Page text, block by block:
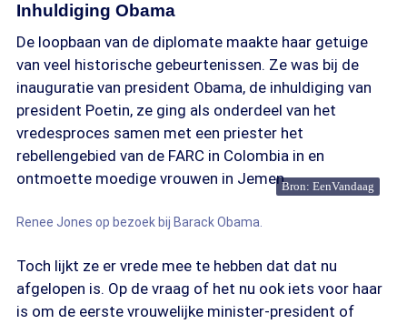
Inhuldiging Obama
De loopbaan van de diplomate maakte haar getuige
van veel historische gebeurtenissen. Ze was bij de
inauguratie van president Obama, de inhuldiging van
president Poetin, ze ging als onderdeel van het
vredesproces samen met een priester het
rebellengebied van de FARC in Colombia in en
ontmoette moedige vrouwen in Jemen.Bron: EenVandaag
Renee Jones op bezoek bij Barack Obama.
Toch lijkt ze er vrede mee te hebben dat dat nu
afgelopen is. Op de vraag of het nu ook iets voor haar
is om de eerste vrouwelijke minister-president of